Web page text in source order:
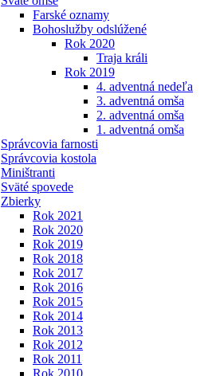
Farské oznamy
Bohoslužby odslúžené
Rok 2020
Traja králi
Rok 2019
4. adventná nedeľa
3. adventná omša
2. adventná omša
1. adventná omša
Správcovia farnosti
Správcovia kostola
Miništranti
Sväté spovede
Zbierky
Rok 2021
Rok 2020
Rok 2019
Rok 2018
Rok 2017
Rok 2016
Rok 2015
Rok 2014
Rok 2013
Rok 2012
Rok 2011
Rok 2010